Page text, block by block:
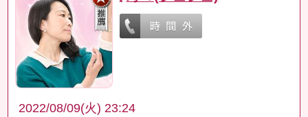
2022/08/09(火) 23:24